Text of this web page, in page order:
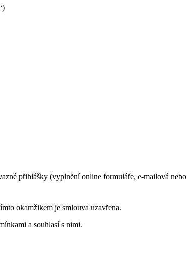
přihlášky (vyplnění online formuláře, e-mailová nebo
okamžikem je smlouva uzavřena.
a souhlasí s nimi.